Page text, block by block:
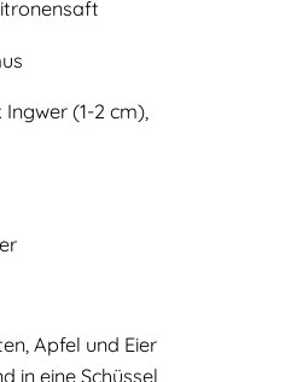
Ingwer (1-2 cm),
Apfel und Eier
in eine Schüssel